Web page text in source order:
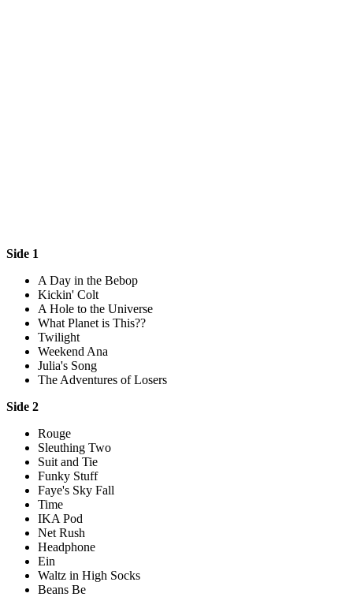
Side 1
A Day in the Bebop
Kickin' Colt
A Hole to the Universe
What Planet is This??
Twilight
Weekend Ana
Julia's Song
The Adventures of Losers
Side 2
Rouge
Sleuthing Two
Suit and Tie
Funky Stuff
Faye's Sky Fall
Time
IKA Pod
Net Rush
Headphone
Ein
Waltz in High Socks
Beans Be